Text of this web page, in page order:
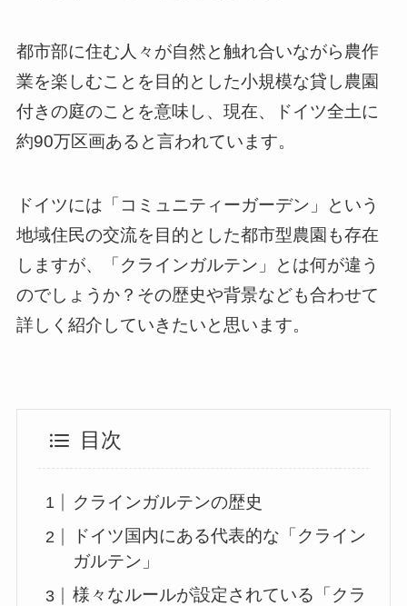
都市部に住む人々が自然と触れ合いながら農作
業を楽しむことを目的とした小規模な貸し農園
付きの庭のことを意味し、現在、ドイツ全土に
約90万区画あると言われています。
ドイツには「コミュニティーガーデン」という
地域住民の交流を目的とした都市型農園も存在
しますが、「クラインガルテン」とは何が違う
のでしょうか？その歴史や背景なども合わせて
詳しく紹介していきたいと思います。
目次
クラインガルテンの歴史
ドイツ国内にある代表的な「クライン
ガルテン」
様々なルールが設定されている「クラ